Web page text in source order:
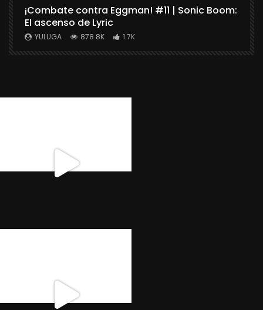
¡Combate contra Eggman! #11 | Sonic Boom:
El ascenso de Lyric
YULUGA 878.8K 1.7K